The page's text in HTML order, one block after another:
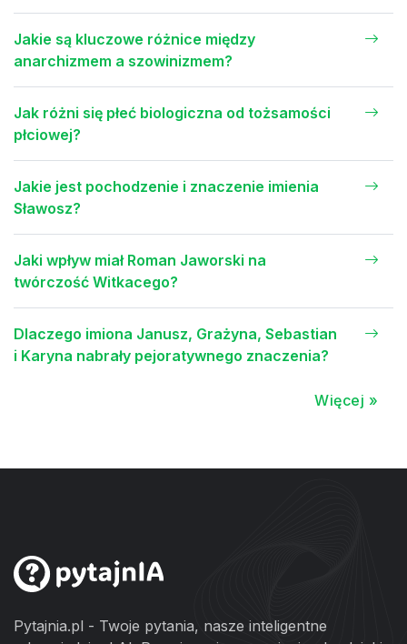
Jakie są kluczowe różnice między
anarchizmem a szowinizmem?
Jak różni się płeć biologiczna od tożsamości
płciowej?
Jakie jest pochodzenie i znaczenie imienia
Sławosz?
Jaki wpływ miał Roman Jaworski na
twórczość Witkacego?
Dlaczego imiona Janusz, Grażyna, Sebastian
i Karyna nabrały pejoratywnego znaczenia?
Więcej »
Pytajnia.pl - Twoje pytania, nasze inteligentne